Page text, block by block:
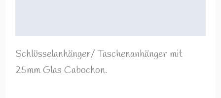
Schlüsselanhänger/ Taschenanhänger mit
25mm Glas Cabochon.